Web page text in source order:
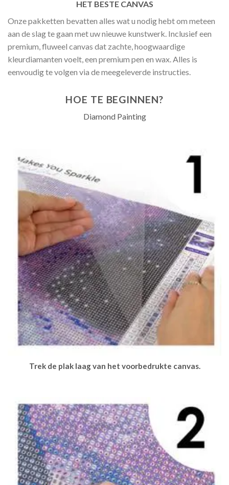
HET BESTE CANVAS
Onze pakketten bevatten alles wat u nodig hebt om meteen
aan de slag te gaan met uw nieuwe kunstwerk. Inclusief een
premium, fluweel canvas dat zachte, hoogwaardige
kleurdiamanten voelt, een premium pen en wax. Alles is
eenvoudig te volgen via de meegeleverde instructies.
HOE TE BEGINNEN?
Diamond Painting
Trek de plak laag van het voorbedrukte canvas.